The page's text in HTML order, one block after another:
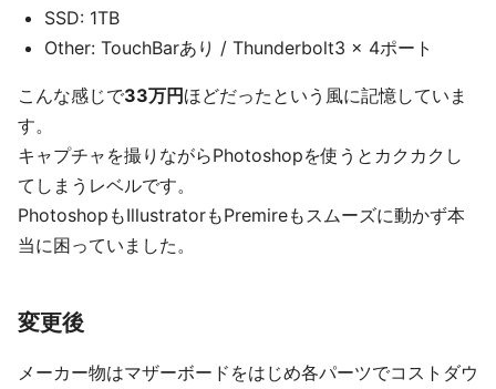
SSD: 1TB
Other: TouchBarあり / Thunderbolt3 × 4ポート
こんな感じで33万円 ほどだったという風に記憶していま
す。
キャプチャを撮りながらPhotoshopを使うとカクカクし
てしまうレベルです。
PhotoshopもIllustratorもPremireもスムーズに動かず本
当に困っていました。
変更後
メーカー物はマザーボードをはじめ各パーツでコストダウ